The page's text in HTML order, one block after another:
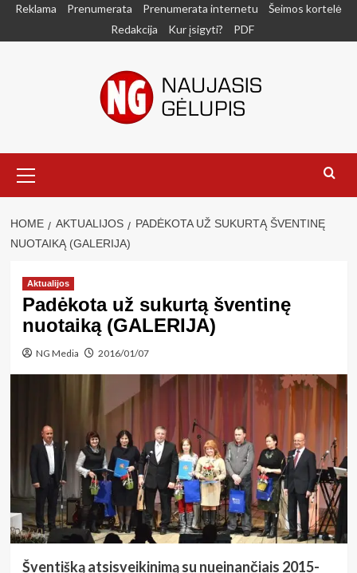
SkipReklama Prenumerata Prenumerata internetu
Šeimos kortelė
Redakcija
Kur įsigyti? PDF
Menu
HOME AKTUALIJOS
PADĖKOTA UŽ SUKURTĄ ŠVENTINĘ
NUOTAIKĄ (GALERIJA)
Aktualijos
Padėkota už sukurtą šventinę
nuotaiką (GALERIJA)
NG Media 2016/01/07
Šventišką atsisveikinimą su nueinančiais 2015-